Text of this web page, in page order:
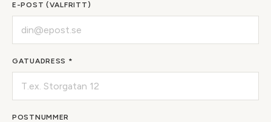
E-POST (VALFRITT)
GATUADRESS *
POSTNUMMER